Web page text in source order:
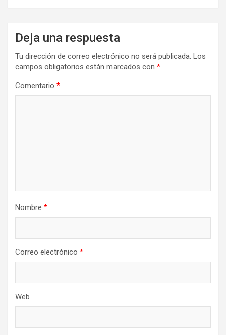
Deja una respuesta
Tu dirección de correo electrónico no será publicada. Los
campos obligatorios están marcados con *
Comentario *
Nombre *
Correo electrónico *
Web